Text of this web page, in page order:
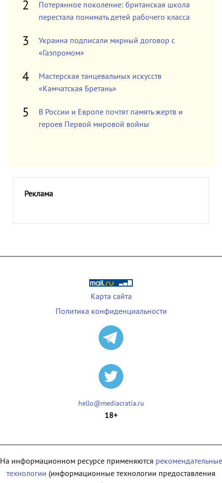
Потерянное поколение: британская школа
перестала понимать детей рабочего класса
Украина подписали мирный договор с
«Газпромом»
Мастерская танцевальных искусств
«Камчатская Бретань»
В России и Европе почтят память жертв и
героев Первой мировой войны
Реклама
Карта сайта
Политика конфиденциальности
hello@mediacratia.ru
18+
На информационном ресурсе применяются рекомендательные
технологии (информационные технологии предоставления